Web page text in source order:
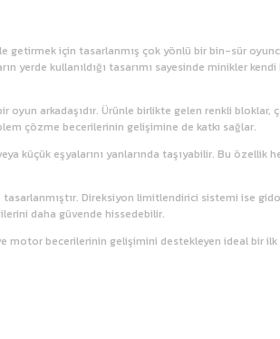
için tasarlanmış çok yönlü bir bin-sür
kullanıldığı tasarımı sayesinde minikler
arkadaşıdır. Ürünle birlikte gelen renkli
çözme becerilerinin gelişimine de katkı sağlar.
küçük eşyalarını yanlarında taşıyabilir. Bu
Direksiyon limitlendirici sistemi ise
daha güvende hissedebilir.
motor becerilerinin gelişimini destekleyen ideal bir